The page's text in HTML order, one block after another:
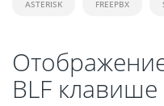
ASTERISK FREEPBX
BLF клавише